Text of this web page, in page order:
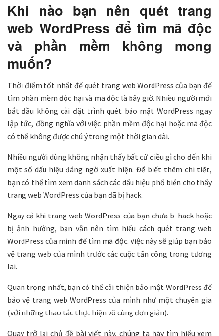
Khi nào bạn nên quét trang
web WordPress để tìm mã độc
và phần mềm không mong
muốn?
Thời điểm tốt nhất để quét trang web WordPress của bạn để
tìm phần mềm độc hại và mã độc là bây giờ. Nhiều người mới
bắt đầu không cài đặt trình quét bảo mật WordPress ngay
lập tức, đồng nghĩa với việc phần mềm độc hại hoặc mã độc
có thể không được chú ý trong một thời gian dài.
Nhiều người dùng không nhận thấy bất cứ điều gì cho đến khi
một số dấu hiệu đáng ngờ xuất hiện. Để biết thêm chi tiết,
bạn có thể tìm xem danh sách các dấu hiệu phổ biến cho thấy
trang web WordPress của bạn đã bị hack.
Ngay cả khi trang web WordPress của bạn chưa bị hack hoặc
bị ảnh hưởng, bạn vẫn nên tìm hiểu cách quét trang web
WordPress của mình để tìm mã độc. Việc này sẽ giúp bạn bảo
vệ trang web của mình trước các cuộc tấn công trong tương
lai.
Quan trọng nhất, bạn có thể cải thiện bảo mật WordPress để
bảo vệ trang web WordPress của mình như một chuyên gia
(với những thao tác thực hiện vô cùng đơn giản).
Quay trở lại chủ đề bài viết này, chúng ta hãy tìm hiểu xem